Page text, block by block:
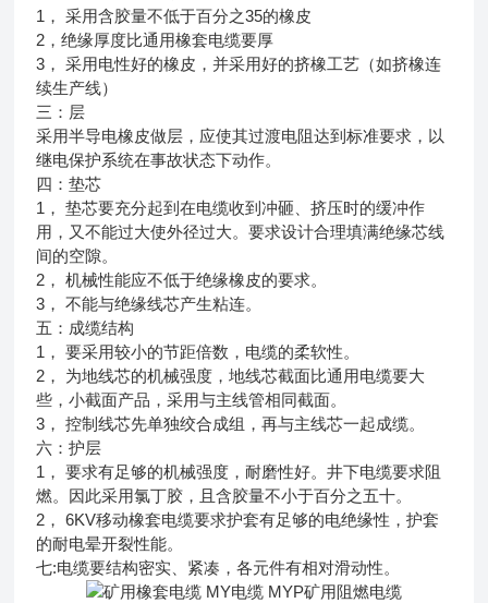
1， 采用含胶量不低于百分之35的橡皮
2，绝缘厚度比通用橡套电缆要厚
3， 采用电性好的橡皮，并采用好的挤橡工艺（如挤橡连
续生产线）
三：层
采用半导电橡皮做层，应使其过渡电阻达到标准要求，以
继电保护系统在事故状态下动作。
四：垫芯
1， 垫芯要充分起到在电缆收到冲砸、挤压时的缓冲作
用，又不能过大使外径过大。要求设计合理填满绝缘芯线
间的空隙。
2， 机械性能应不低于绝缘橡皮的要求。
3， 不能与绝缘线芯产生粘连。
五：成缆结构
1， 要采用较小的节距倍数，电缆的柔软性。
2， 为地线芯的机械强度，地线芯截面比通用电缆要大
些，小截面产品，采用与主线管相同截面。
3， 控制线芯先单独绞合成组，再与主线芯一起成缆。
六：护层
1， 要求有足够的机械强度，耐磨性好。井下电缆要求阻
燃。因此采用氯丁胶，且含胶量不小于百分之五十。
2， 6KV移动橡套电缆要求护套有足够的电绝缘性，护套
的耐电晕开裂性能。
七:电缆要结构密实、紧凑，各元件有相对滑动性。